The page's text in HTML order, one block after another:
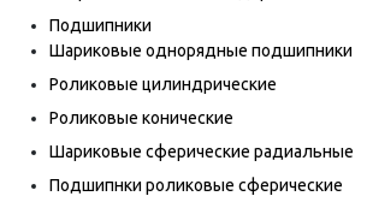
Подшипники
Шариковые однорядные подшипники
Роликовые цилиндрические
Роликовые конические
Шариковые сферические радиальные
Подшипнки роликовые сферические